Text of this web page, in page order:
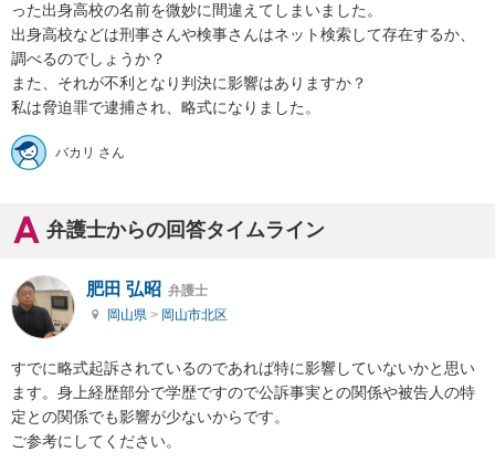
った出身高校の名前を微妙に間違えてしまいました。
出身高校などは刑事さんや検事さんはネット検索して存在するか、
調べるのでしょうか？
また、それが不利となり判決に影響はありますか？
私は脅迫罪で逮捕され、略式になりました。
バカリ さん
弁護士からの回答タイムライン
肥田 弘昭 弁護士
岡山県 > 岡山市北区
すでに略式起訴されているのであれば特に影響していないかと思い
ます。身上経歴部分で学歴ですので公訴事実との関係や被告人の特
定との関係でも影響が少ないからです。
ご参考にしてください。